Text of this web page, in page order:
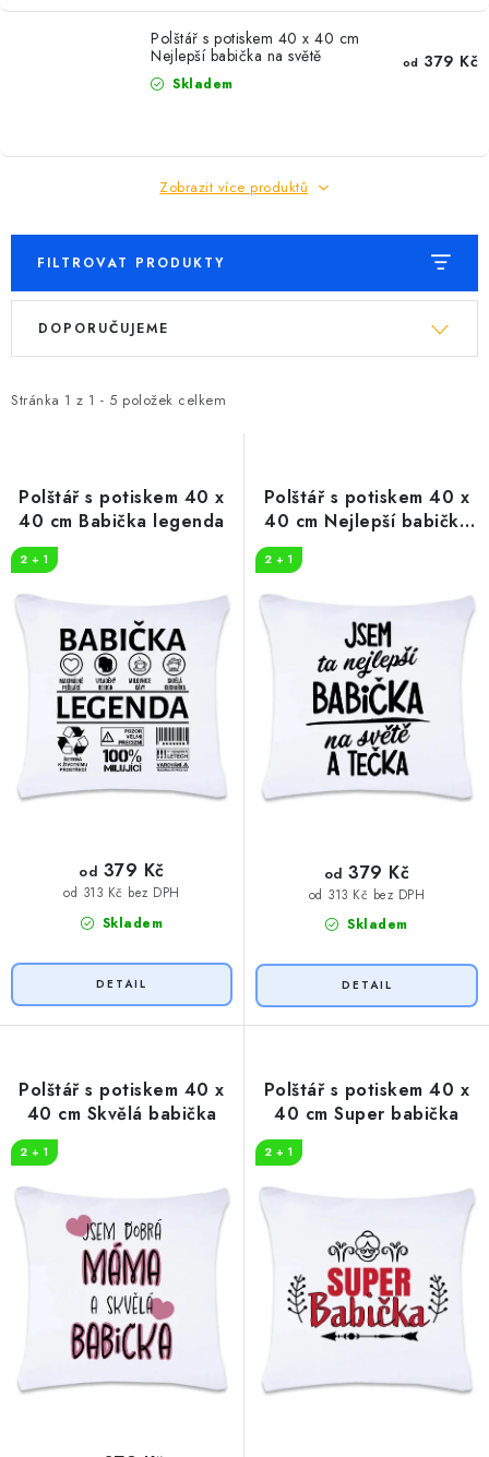
Polštář s potiskem 40 x 40 cm
Nejlepší babička na světě
Skladem
od 379 Kč
Zobrazit více produktů
FILTROVAT PRODUKTY
V
i
r
o
d
u
k
Stránka 1 z 1 - 5 položek celkem
Ř
e
p
r
o
d
u
k
DOPORUČUJEME
Polštář s potiskem 40 x
40 cm Babička legenda
2 + 1
Skladem
od 313 Kč bez DPH
od 379 Kč
Polštář s potiskem 40 x
40 cm Nejlepší babička
2 + 1
Skladem
od 313 Kč bez DPH
od 379 Kč
Polštář s potiskem 40 x
40 cm Skvělá babička
2 + 1
Polštář s potiskem 40 x
40 cm Super babička
2 + 1